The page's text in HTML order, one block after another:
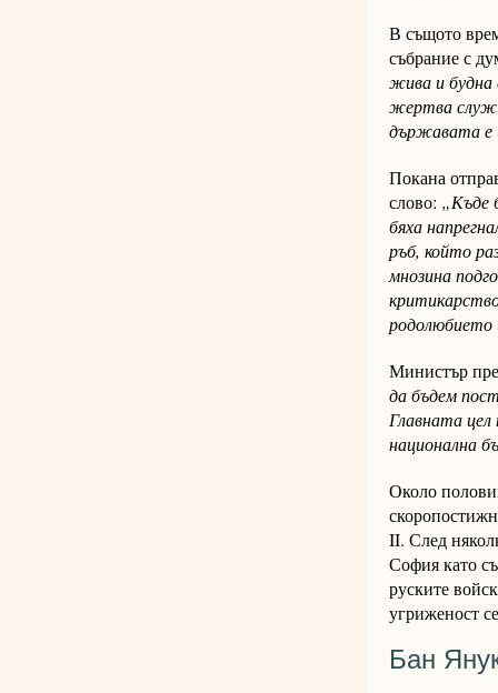
В същото
събрание с
жива и будна
жертва
държавата е
Покана
слово: „Къде
бяха
ръб, който
мнозина
Министър
да бъдем
Главната цел
национална
Около
II. След
София като
руските
угриженост
Бан